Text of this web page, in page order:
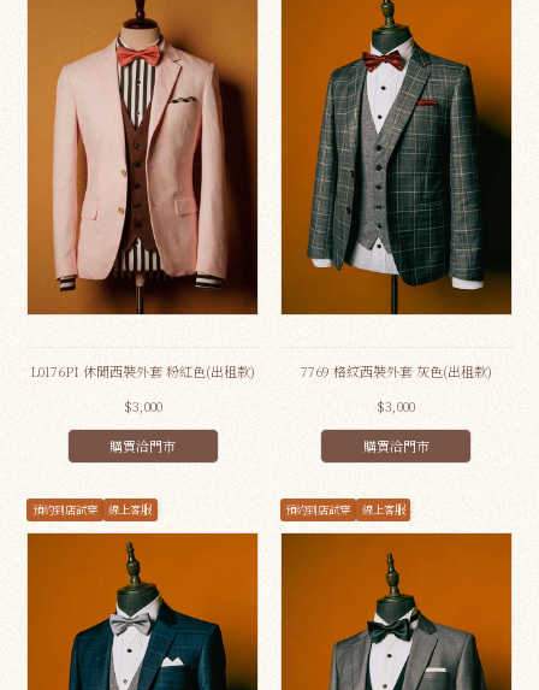
L0176PI 休閒西裝外套 粉紅色(出租款)
$3,000
購買洽門市
7769 格紋西裝外套 灰色(出租款)
$3,000
購買洽門市
預約到店試穿 線上客服 預約到店試穿 線上客服